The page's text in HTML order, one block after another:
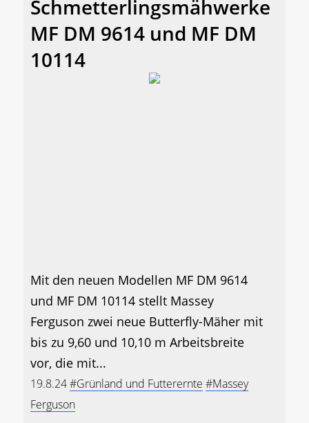
Schmetterlingsmähwerke
MF DM 9614 und MF DM
10114
Mit den neuen Modellen MF DM 9614
und MF DM 10114 stellt Massey
Ferguson zwei neue Butterfly-Mäher mit
bis zu 9,60 und 10,10 m Arbeitsbreite
vor, die mit...
19.8.24#Grünland und Futterernte #Massey
Ferguson